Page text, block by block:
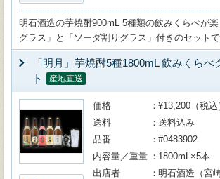
明石酒造の芋焼酎900mL 5種類の飲みくらべが
グラス」と「ソーダ割りグラス」付きのセット
「明月」芋焼酎5種1800mL 飲みくらべ
ト
産地直送
価格
¥13,200（税込
送料
送料込み
品番
#0483902
内容量／重量
1800mL×5本
出店者
明石酒造（宮崎